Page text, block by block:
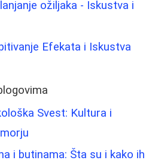
ožiljaka - Iskustva i
Efekata i Iskustva
Svest: Kultura i
i butinama: Šta su i kako ih